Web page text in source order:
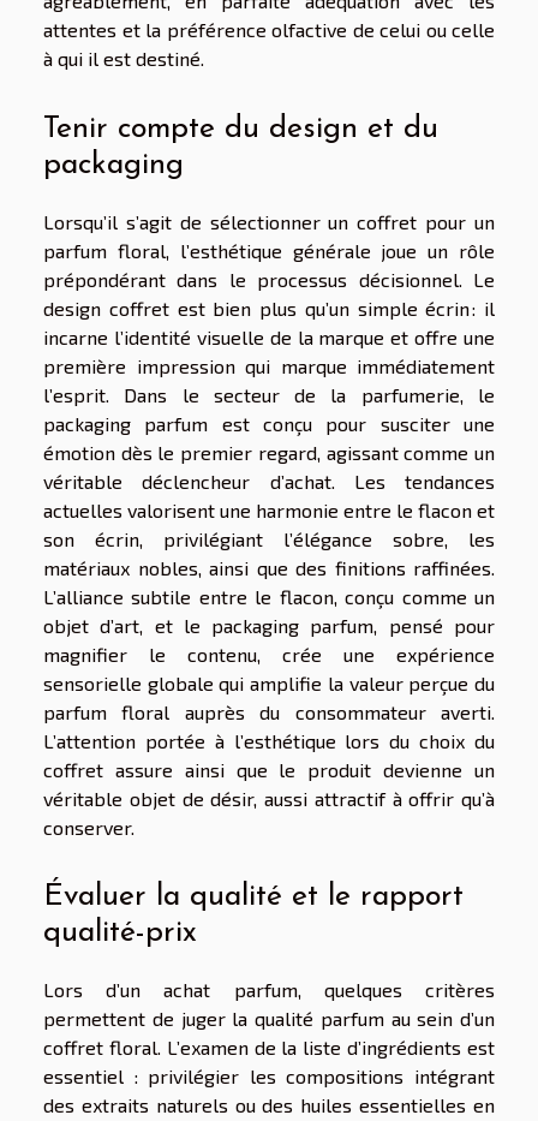
attentes et la préférence olfactive de celui ou celle
à qui il est destiné.
Tenir compte du design et du
packaging
Lorsqu’il s’agit de sélectionner un coffret pour un
parfum floral, l’esthétique générale joue un rôle
prépondérant dans le processus décisionnel. Le
design coffret est bien plus qu’un simple écrin : il
incarne l’identité visuelle de la marque et offre une
première impression qui marque immédiatement
l’esprit. Dans le secteur de la parfumerie, le
packaging parfum est conçu pour susciter une
émotion dès le premier regard, agissant comme un
véritable déclencheur d’achat. Les tendances
actuelles valorisent une harmonie entre le flacon et
son écrin, privilégiant l’élégance sobre, les
matériaux nobles, ainsi que des finitions raffinées.
L’alliance subtile entre le flacon, conçu comme un
objet d’art, et le packaging parfum, pensé pour
magnifier le contenu, crée une expérience
sensorielle globale qui amplifie la valeur perçue du
parfum floral auprès du consommateur averti.
L’attention portée à l’esthétique lors du choix du
coffret assure ainsi que le produit devienne un
véritable objet de désir, aussi attractif à offrir qu’à
conserver.
Évaluer la qualité et le rapport
qualité-prix
Lors d’un achat parfum, quelques critères
permettent de juger la qualité parfum au sein d’un
coffret floral. L’examen de la liste d’ingrédients est
essentiel : privilégier les compositions intégrant
des extraits naturels ou des huiles essentielles en